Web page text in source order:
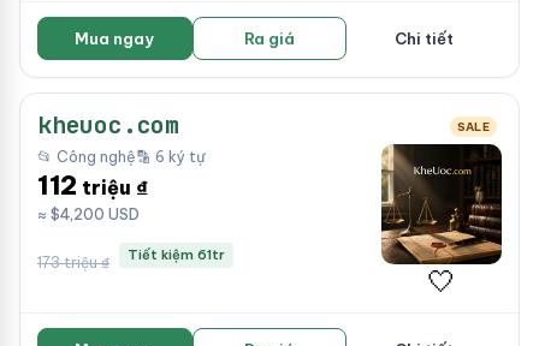
Mua ngay Ra giá Chi tiết
kheuoc.com SALE
📂 Công nghệ🔡 6 ký tự
112 triệu ₫
≈ $4,200 USD
173 triệu ₫ Tiết kiệm 61tr
🤍